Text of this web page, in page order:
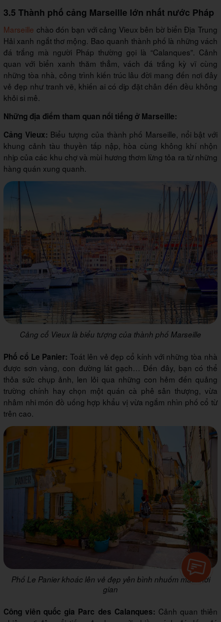
3.5 Thành phố cảng Marseille lớn nhất nước Pháp
Marseille chào đón bạn với cảng Vieux bên bờ biển Địa Trung
Hải xanh ngắt thơ mộng. Bao quanh thành phố là những vách
đá trắng mà người Pháp thường gọi là “Calanques”. Cảnh
quan với biển xanh thăm thẳm, vách đá trắng kỳ vĩ cùng
những tòa nhà, công trình kiến trúc lâu đời mang đến nơi đây
vẻ đẹp như tranh vẽ, khiến ai có dịp đặt chân đến đều không
khỏi si mê.
Những địa điểm tham quan nổi tiếng ở Marseille:
Cảng Vieux: Biểu tượng của thành phố Marseille, nổi bật với
khung cảnh tàu thuyền tấp nập, hòa cùng không khí nhộn
nhịp của các khu chợ và mùi hương thơm lừng tỏa ra từ những
hàng quán xung quanh.
Cảng cổ Vieux là biểu tượng của thành phố Marseille
Phố cổ Le Panier: Toát lên vẻ đẹp cổ kính với những tòa nhà
được sơn vàng, con đường lát gạch… Đến đây, bạn có thể
thỏa sức chụp ảnh, len lỏi qua những con hẻm đến quảng
trường chính hay chọn một quán cà phê sân thượng, vừa
nhâm nhi món đồ uống hợp khẩu vị vừa ngắm nhìn phố cổ từ
trên cao.
Phố Le Panier khoác lên vẻ đẹp yên bình nhuốm màu thời
gian
Công viên quốc gia Parc des Calanques: Cảnh quan thiên